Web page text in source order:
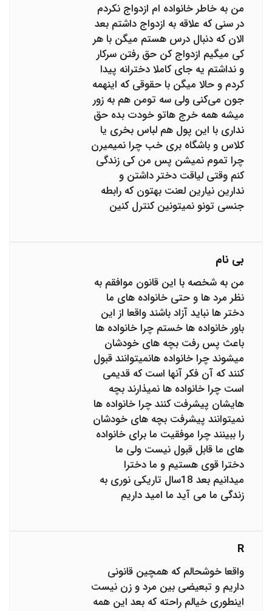
من به خاطر خانواده ام ازدواج نکردم
در سنی که علاقه به ازدواج داشتم بعد
الان که دنبال درس هستم میگن با هر
کی میگیم ازدواج کن حق رفتن سرکار
و نداشتم یه جای کاملا دخترانه پیدا
کردم و حالا میگن با حقوقی که اینهمه
جون می‌کنی ولی سه تومن هم به زور
میشه همه خرج هاتو خودت بده حق
نداری با این پول هم لباس بخری یا
کلاس و باشگاه بری خب چرا نمیمیرن
چرا تموم نمیشن پس من کی زندگی
کنم وقتی لیاقت دختر داشتن و
ندارین نیارین لعنت بهتون که رابطه
جنسی تونو نمیتونین کنترل کنین
بی نام
من به شخصه با این قانون موافقم به
نظر مرد ها و حتی خانواده های ما
دختر ها نباید آزاد باشند واقعا از این
باور خانواده ها خستم چرا خانواده ها
باعث پس رفت بچه های خودشان
میشوند چرا خانواده هانمیتوانند قبول
کنند که آن فکر آنها است که قدیمی
است چرا خانواده ها نمیذارند بچه
هایشان پیشرفت کنند چرا خانواده ها
نمیتوانند پیشرفت بچه های خودشان
را ببینند چرا موفقیت ما برای خانواده
های ما قابل قبول نیست ولی ما
دخترا قوی هستیم و ما دخترا
میدانیم بعد 18سال تاریکی نوری به
زندگی ما می آید ما امید داریم
R
واقعا خوشحالم که همچین قانونی
داریم و تبعیضی بین مرد و زن نیست
اینطوری خیالم راحته که بعد این همه